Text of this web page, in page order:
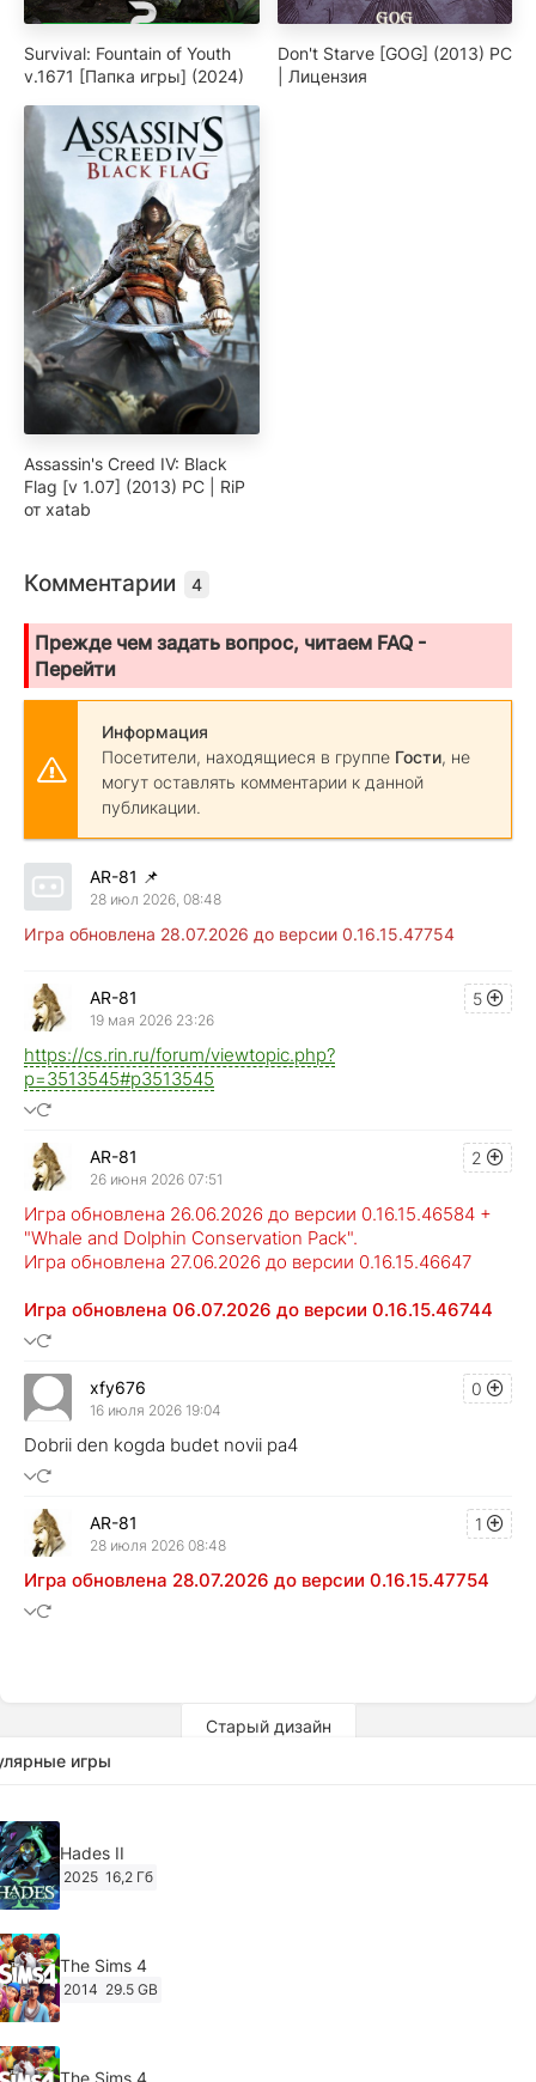
Survival: Fountain of Youth
v.1671 [Папка игры] (2024)
Don't Starve [GOG] (2013) PC
| Лицензия
Assassin's Creed IV: Black
Flag [v 1.07] (2013) PC | RiP
от xatab
Комментарии 4
Прежде чем задать вопрос, читаем FAQ -
Перейти
Информация
Посетители, находящиеся в группе Гости, не
могут оставлять комментарии к данной
публикации.
AR-81 📌
28 июл 2026, 08:48
Игра обновлена 28.07.2026 до версии 0.16.15.47754
5
AR-81
19 мая 2026 23:26
https://cs.rin.ru/forum/viewtopic.php?
p=3513545#p3513545
2
AR-81
26 июня 2026 07:51
Игра обновлена 26.06.2026 до версии 0.16.15.46584 +
"Whale and Dolphin Conservation Pack".
Игра обновлена 27.06.2026 до версии 0.16.15.46647
Игра обновлена 06.07.2026 до версии 0.16.15.46744
0
xfy676
16 июля 2026 19:04
Dobrii den kogda budet novii pa4
1
AR-81
28 июля 2026 08:48
Игра обновлена 28.07.2026 до версии 0.16.15.47754
Старый дизайн
игры
Hades II
2025 16,2 Гб
The Sims 4
2014 29.5 GB
The Sims 4